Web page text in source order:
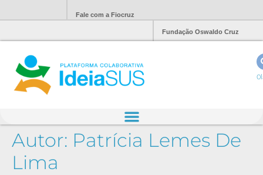
Fale com a Fiocruz
Fundação Oswaldo Cruz
Autor: Patrícia Lemes De
Lima